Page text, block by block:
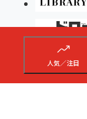
人気／注目